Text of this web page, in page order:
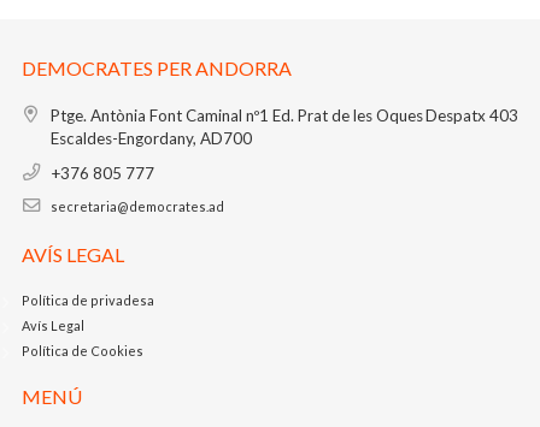
DEMOCRATES PER ANDORRA
Ptge. Antònia Font Caminal nº1 Ed. Prat de les OquesDespatx 403
Escaldes-Engordany, AD700
+376 805 777
secretaria@democrates.ad
AVÍS LEGAL
Política de privadesa
Avís Legal
Política de Cookies
MENÚ